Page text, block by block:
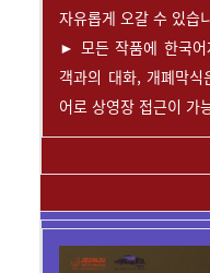
자유롭게 오갈 수 있습
► 모든 작품에 한국어
객과의 대화, 개폐막
어로 상영장 접근이 가